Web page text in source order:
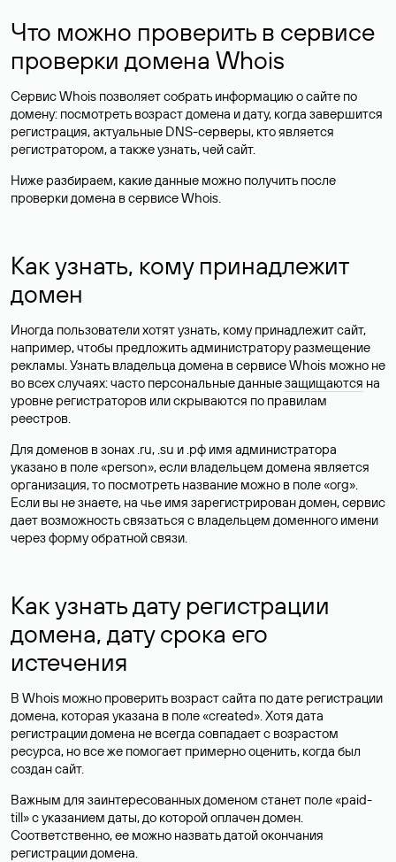
Что можно проверить в сервисе
проверки домена Whois
Сервис Whois позволяет собрать информацию о сайте по
домену: посмотреть возраст домена и дату, когда завершится
регистрация, актуальные DNS-серверы, кто является
регистратором, а также узнать, чей сайт.
Ниже разбираем, какие данные можно получить после
проверки домена в сервисе Whois.
Как узнать, кому принадлежит
домен
Иногда пользователи хотят узнать, кому принадлежит сайт,
например, чтобы предложить администратору размещение
рекламы. Узнать владельца домена в сервисе Whois можно не
во всех случаях: часто персональные данныезащищаются на
уровне регистраторов или скрываются по правилам
реестров.
Для доменов в зонах .ru, .su и .рф имя администратора
указано в поле «person», если владельцем домена является
организация, то посмотреть название можно в поле «org».
Если вы не знаете, на чье имя зарегистрирован домен, сервис
дает возможность связаться с владельцем доменного имени
через форму обратной связи.
Как узнать дату регистрации
домена, дату срока его
истечения
В Whois можно проверить возраст сайта по дате регистрации
домена, которая указана в поле «created». Хотя дата
регистрации домена не всегда совпадает с возрастом
ресурса, но все же помогает примерно оценить, когда был
создан сайт.
Важным для заинтересованных доменом станет поле «paid-
till» с указанием даты, до которой оплачен домен.
Соответственно, ее можно назвать датой окончания
регистрации домена.